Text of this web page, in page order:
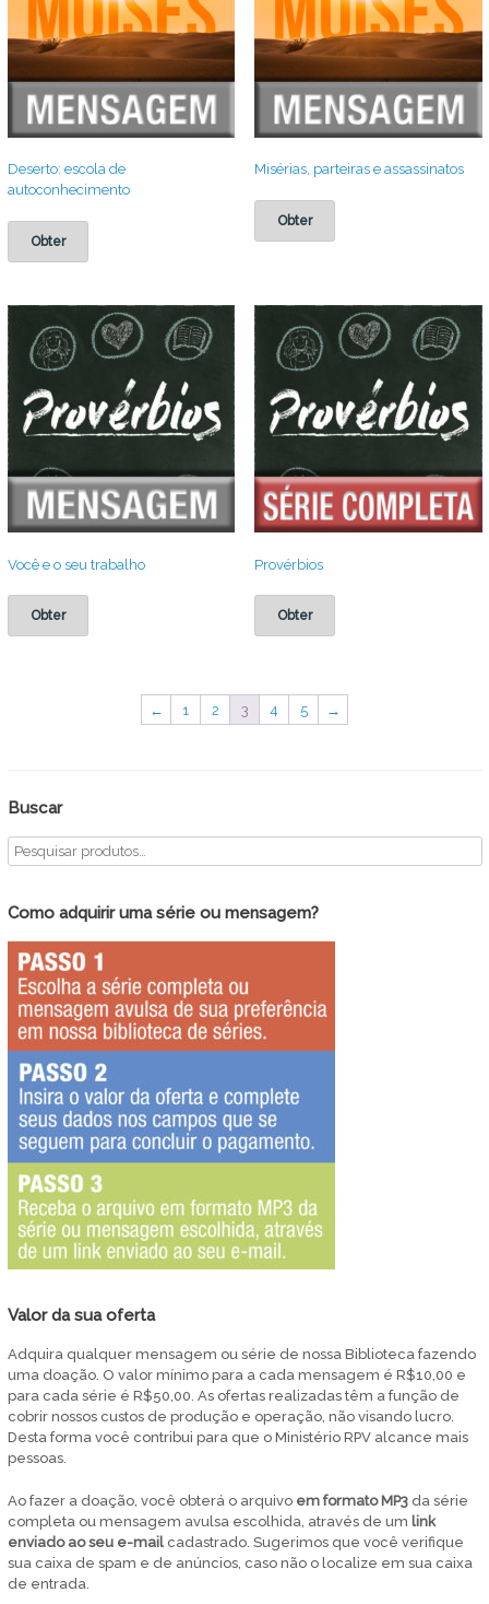
Deserto: escola de
autoconhecimento
Obter
Misérias, parteiras e assassinatos
Obter
Você e o seu trabalho
Obter
Provérbios
Obter
← 1 2 3 4 5 →
Buscar
Como adquirir uma série ou mensagem?
Valor da sua oferta
Adquira qualquer mensagem ou série de nossa Biblioteca fazendo
uma doação. O valor mínimo para a cada mensagem é R$10,00 e
para cada série é R$50,00. As ofertas realizadas têm a função de
cobrir nossos custos de produção e operação, não visando lucro.
Desta forma você contribui para que o Ministério RPV alcance mais
pessoas.
Ao fazer a doação, você obterá o arquivo em formato MP3da série
completa ou mensagem avulsa escolhida, através de um link
enviado ao seu e-mailcadastrado. Sugerimos que você verifique
sua caixa de spam e de anúncios, caso não o localize em sua caixa
de entrada.